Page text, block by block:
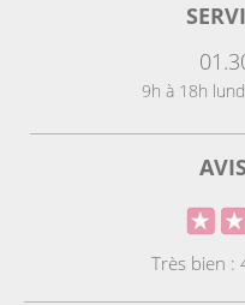
9h à 18h
Très bien :